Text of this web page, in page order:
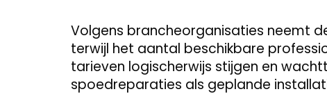
Volgens brancheorganisaties neemt
terwijl het aantal beschikbare
tarieven logischerwijs stijgen en
spoedreparaties als geplande